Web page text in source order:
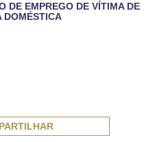
DE EMPREGO DE VÍTIMA DE
DOMÉSTICA